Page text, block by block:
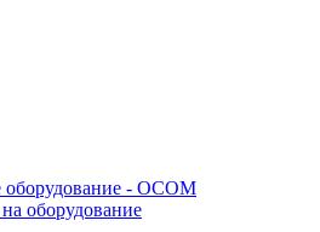
оборудование - OCOM
оборудование